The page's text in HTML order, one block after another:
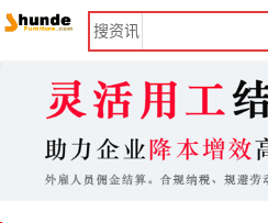
搜资讯